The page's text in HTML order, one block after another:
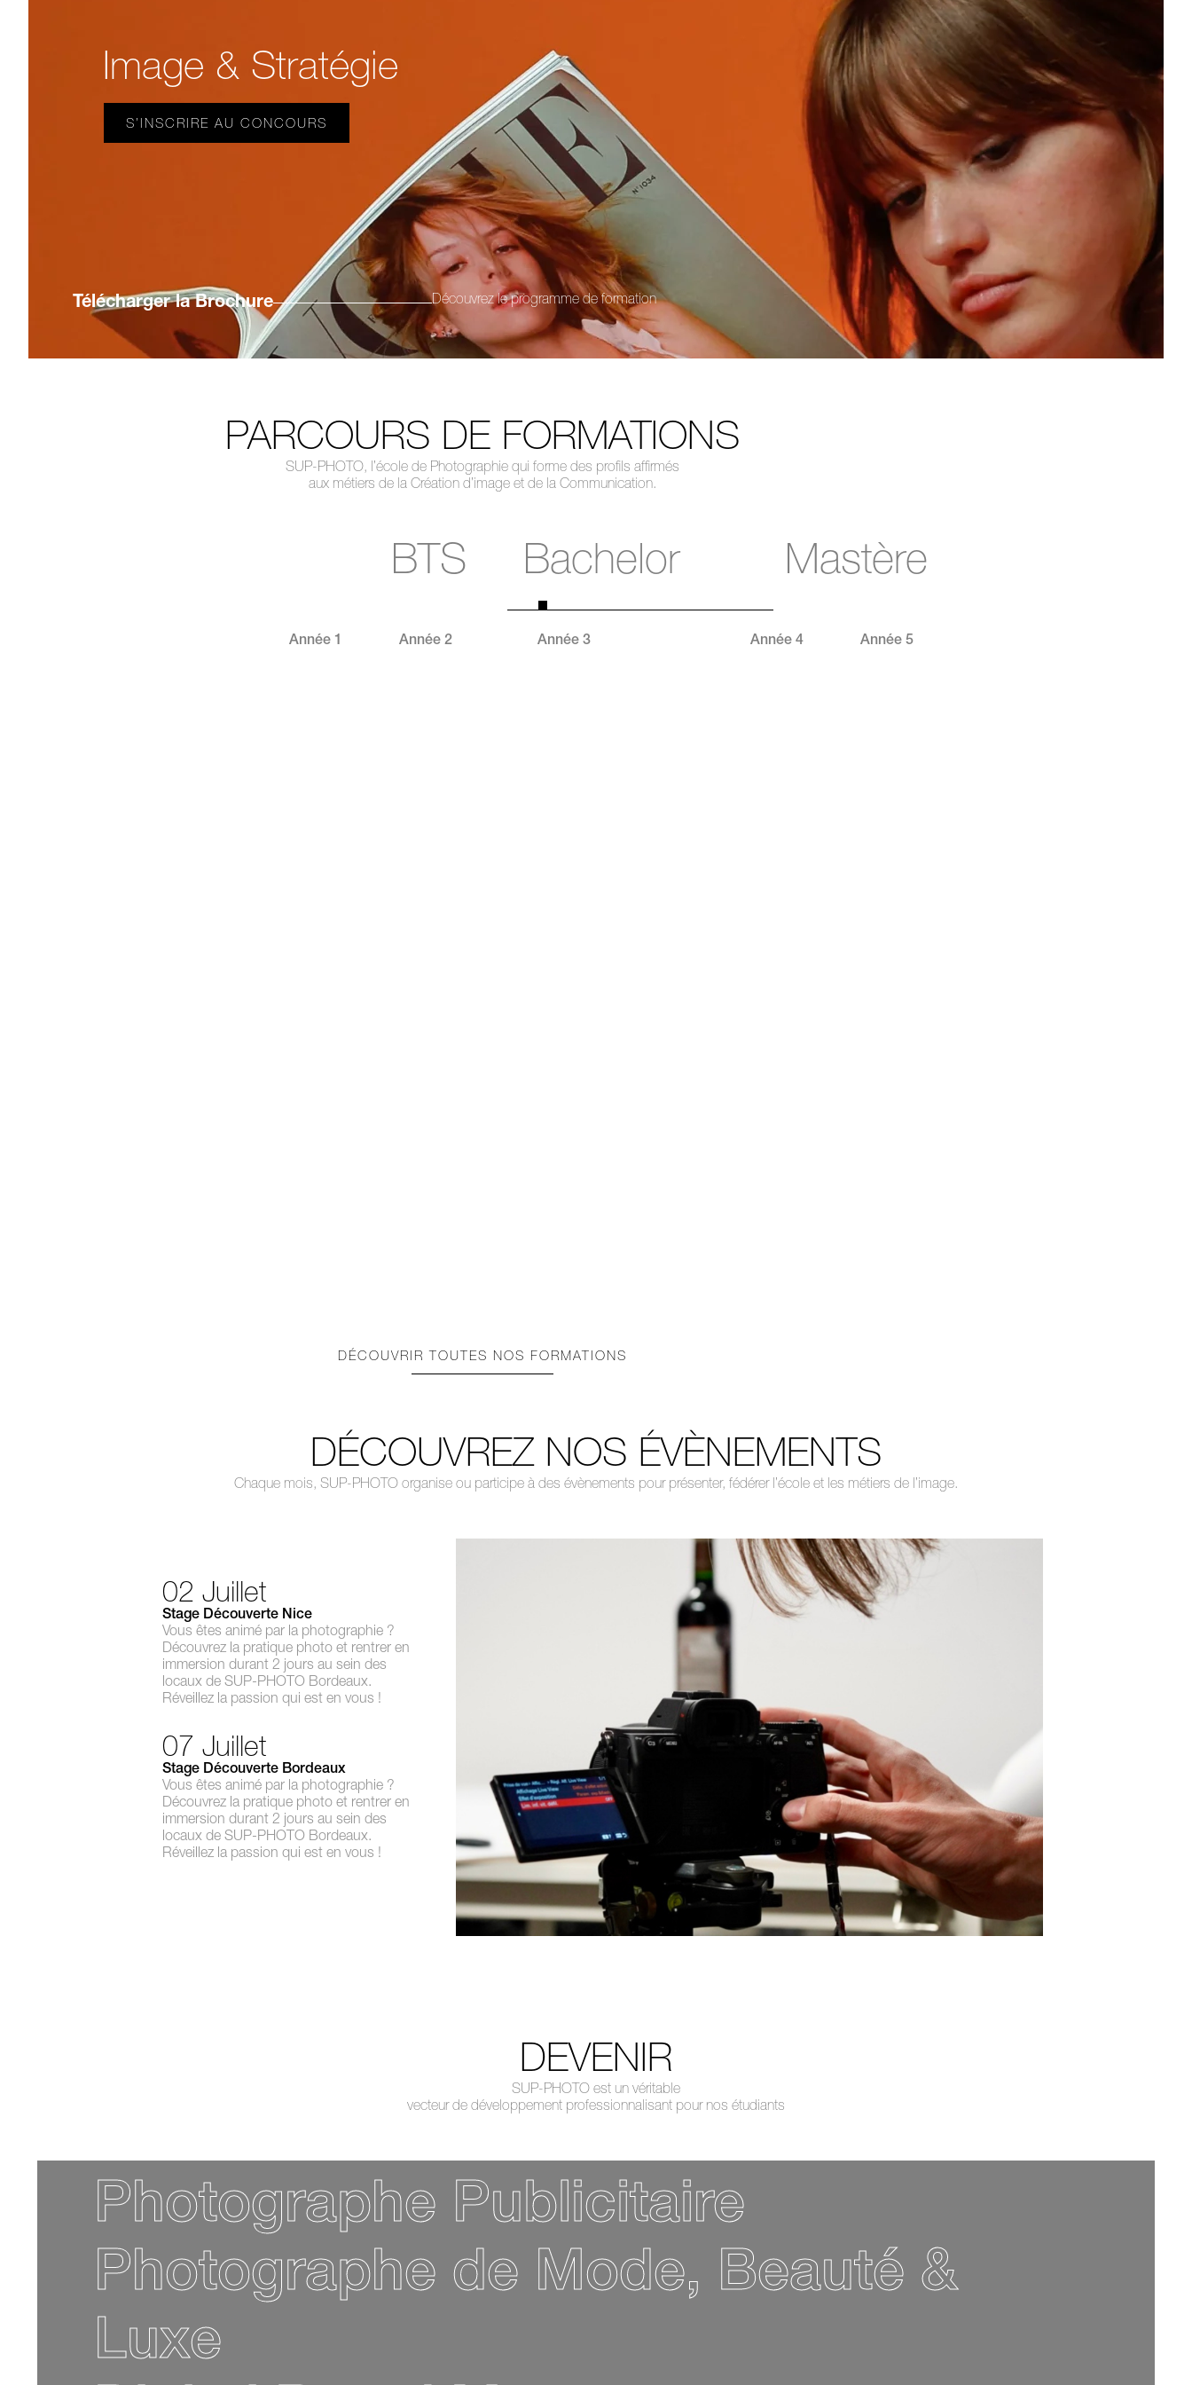
Image & Stratégie
S’INSCRIRE AU CONCOURS
Télécharger la Brochure Découvrez le programme de formation
PARCOURS DE FORMATIONS
SUP-PHOTO, l’école de Photographie qui forme des profils affirmés
aux métiers de la Création d’image et de la Communication.
BTS
Année 1 Année 2
Bachelor
Année 3
Mastère
Année 4 Année 5
DÉCOUVRIR TOUTES NOS FORMATIONS
DÉCOUVREZ NOS ÉVÈNEMENTS
Chaque mois, SUP-PHOTO organise ou participe à des évènements pour présenter, fédérer l’école et les métiers de l’image.
02 Juillet
Stage Découverte Nice
Vous êtes animé par la photographie ?
Découvrez la pratique photo et rentrer en
immersion durant 2 jours au sein des
locaux de SUP-PHOTO Bordeaux.
Réveillez la passion qui est en vous !
07 Juillet
Stage Découverte Bordeaux
Vous êtes animé par la photographie ?
Découvrez la pratique photo et rentrer en
immersion durant 2 jours au sein des
locaux de SUP-PHOTO Bordeaux.
Réveillez la passion qui est en vous !
DEVENIR
SUP-PHOTO est un véritable
vecteur de développement professionnalisant pour nos étudiants
Photographe Publicitaire
Photographe de Mode, Beauté &
Luxe